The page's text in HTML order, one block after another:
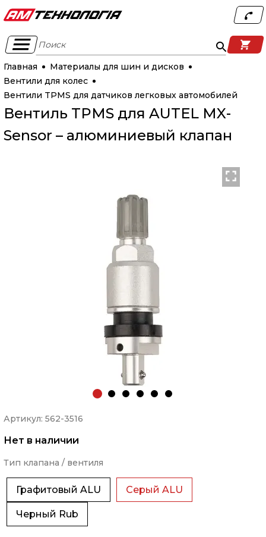
Поиск
Главная
Материалы для шин и дисков
Вентили для колес
Вентили TPMS для датчиков легковых автомобилей
Вентиль TPMS для AUTEL MX-
Sensor – алюминиевый клапан
Артикул: 562-3516
Нет в наличии
Тип клапана / вентиля
Графитовый ALU Серый ALU
Черный Rub